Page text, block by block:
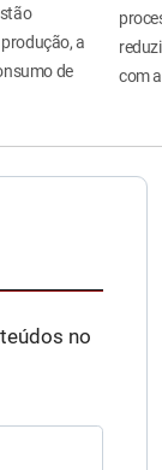
a
de
com
no